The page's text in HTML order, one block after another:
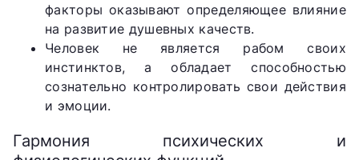
факторы оказывают определяющее влияние
на развитие душевных качеств.
Человек не является рабом своих
инстинктов, а обладает способностью
сознательно контролировать свои действия
и эмоции.
Гармония психических и